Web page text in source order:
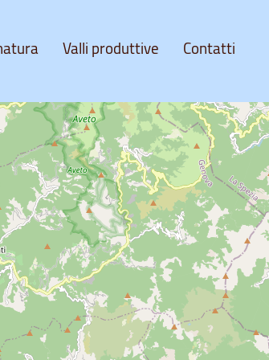
Valli produttive Contatti